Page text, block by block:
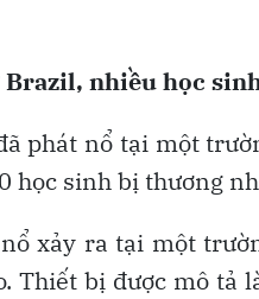
Brazil, nhiều học
phát nổ tại một
học sinh bị thương
xảy ra tại một
Thiết bị được mô tả